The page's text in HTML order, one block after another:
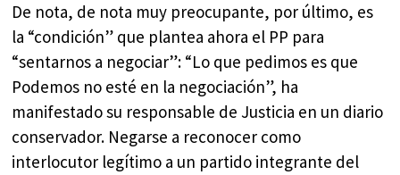
De nota, de nota muy preocupante, por último, es
la “condición” que plantea ahora el PP para
“sentarnos a negociar”: “Lo que pedimos es que
Podemos no esté en la negociación”, ha
manifestado su responsable de Justicia en un diario
conservador. Negarse a reconocer como
interlocutor legítimo a un partido integrante del